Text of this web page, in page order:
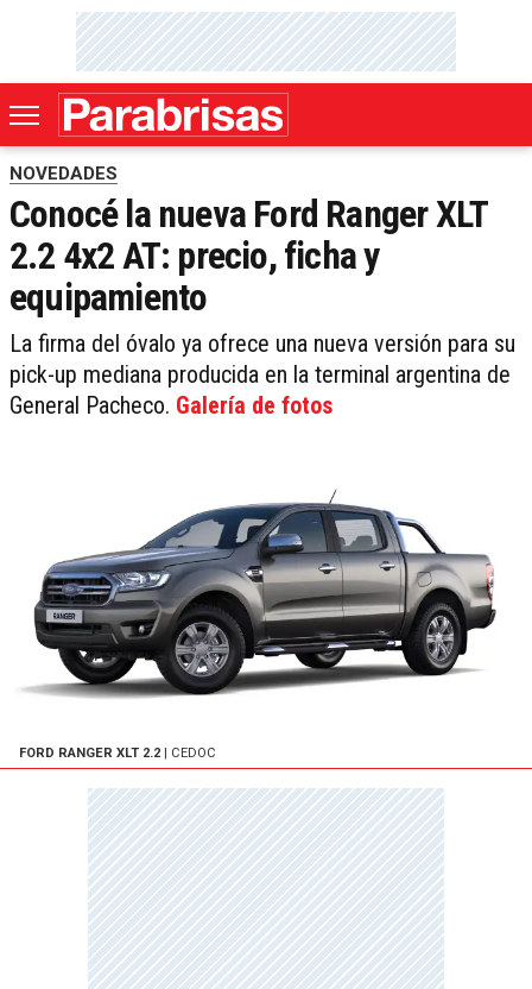
NOVEDADES
Conocé la nueva Ford Ranger XLT
2.2 4x2 AT: precio, ficha y
equipamiento
La firma del óvalo ya ofrece una nueva versión para su
pick-up mediana producida en la terminal argentina de
General Pacheco. Galería de fotos
FORD RANGER XLT 2.2 | CEDOC